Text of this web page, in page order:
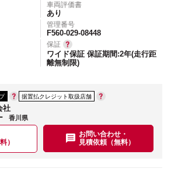
車両評価書
あり
管理番号
F560-029-08448
保証
ワイド保証 保証期間:2年(走行距
離無制限)
据置払クレジット取扱店舗
社
香川県
）
お問い合わせ・
見積依頼（無料）